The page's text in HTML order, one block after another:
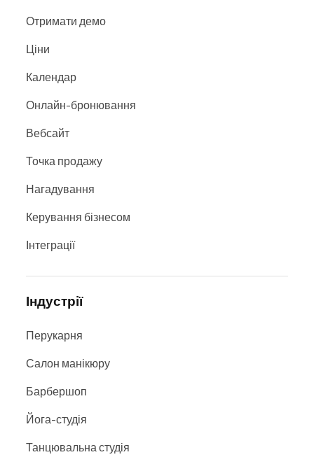
Отримати демо
Ціни
Календар
Онлайн-бронювання
Вебсайт
Точка продажу
Нагадування
Керування бізнесом
Інтеграції
Індустрії
Перукарня
Салон манікюру
Барбершоп
Йога-студія
Танцювальна студія